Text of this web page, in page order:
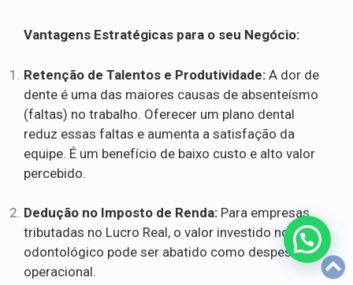
Vantagens Estratégicas para o seu Negócio:
Retenção de Talentos e Produtividade: A dor de
dente é uma das maiores causas de absenteísmo
(faltas) no trabalho. Oferecer um plano dental
reduz essas faltas e aumenta a satisfação da
equipe. É um benefício de baixo custo e alto valor
percebido.
Dedução no Imposto de Renda: Para empresas
tributadas no Lucro Real, o valor investido no plano
odontológico pode ser abatido como despesa
operacional.